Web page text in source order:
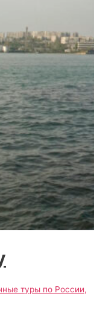
туры по России,